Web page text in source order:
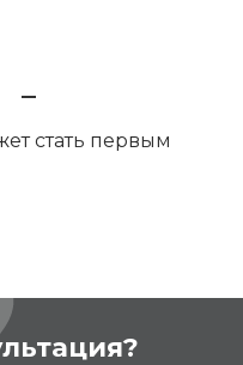
стать первым